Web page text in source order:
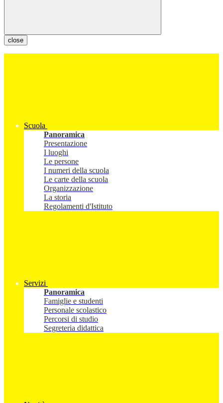
close
Scuola
Panoramica
Presentazione
I luoghi
Le persone
I numeri della scuola
Le carte della scuola
Organizzazione
La storia
Regolamenti d'Istituto
Servizi
Panoramica
Famiglie e studenti
Personale scolastico
Percorsi di studio
Segreteria didattica